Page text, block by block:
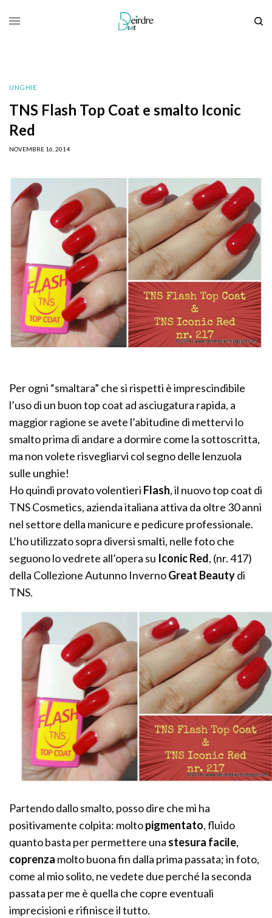
UNGHIE
TNS Flash Top Coat e smalto Iconic
Red
NOVEMBRE 16, 2014
Per ogni “smaltara” che si rispetti è imprescindibile
l’uso di un buon top coat ad asciugatura rapida, a
maggior ragione se avete l’abitudine di mettervi lo
smalto prima di andare a dormire come la sottoscritta,
ma non volete risvegliarvi col segno delle lenzuola
sulle unghie!
Ho quindi provato volentieri Flash, il nuovo top coat di
TNS Cosmetics, azienda italiana attiva da oltre 30 anni
nel settore della manicure e pedicure professionale.
L’ho utilizzato sopra diversi smalti, nelle foto che
seguono lo vedrete all’opera su Iconic Red, (nr. 417)
della Collezione Autunno InvernoGreat Beautydi
TNS.
Partendo dallo smalto, posso dire che mi ha
positivamente colpita: moltopigmentato, fluido
quanto basta per permettere una stesura facile,
coprenza molto buona fin dalla prima passata; in foto,
come al mio solito, ne vedete due perché la seconda
passata per me è quella che copre eventuali
imprecisioni e rifinisce il tutto.